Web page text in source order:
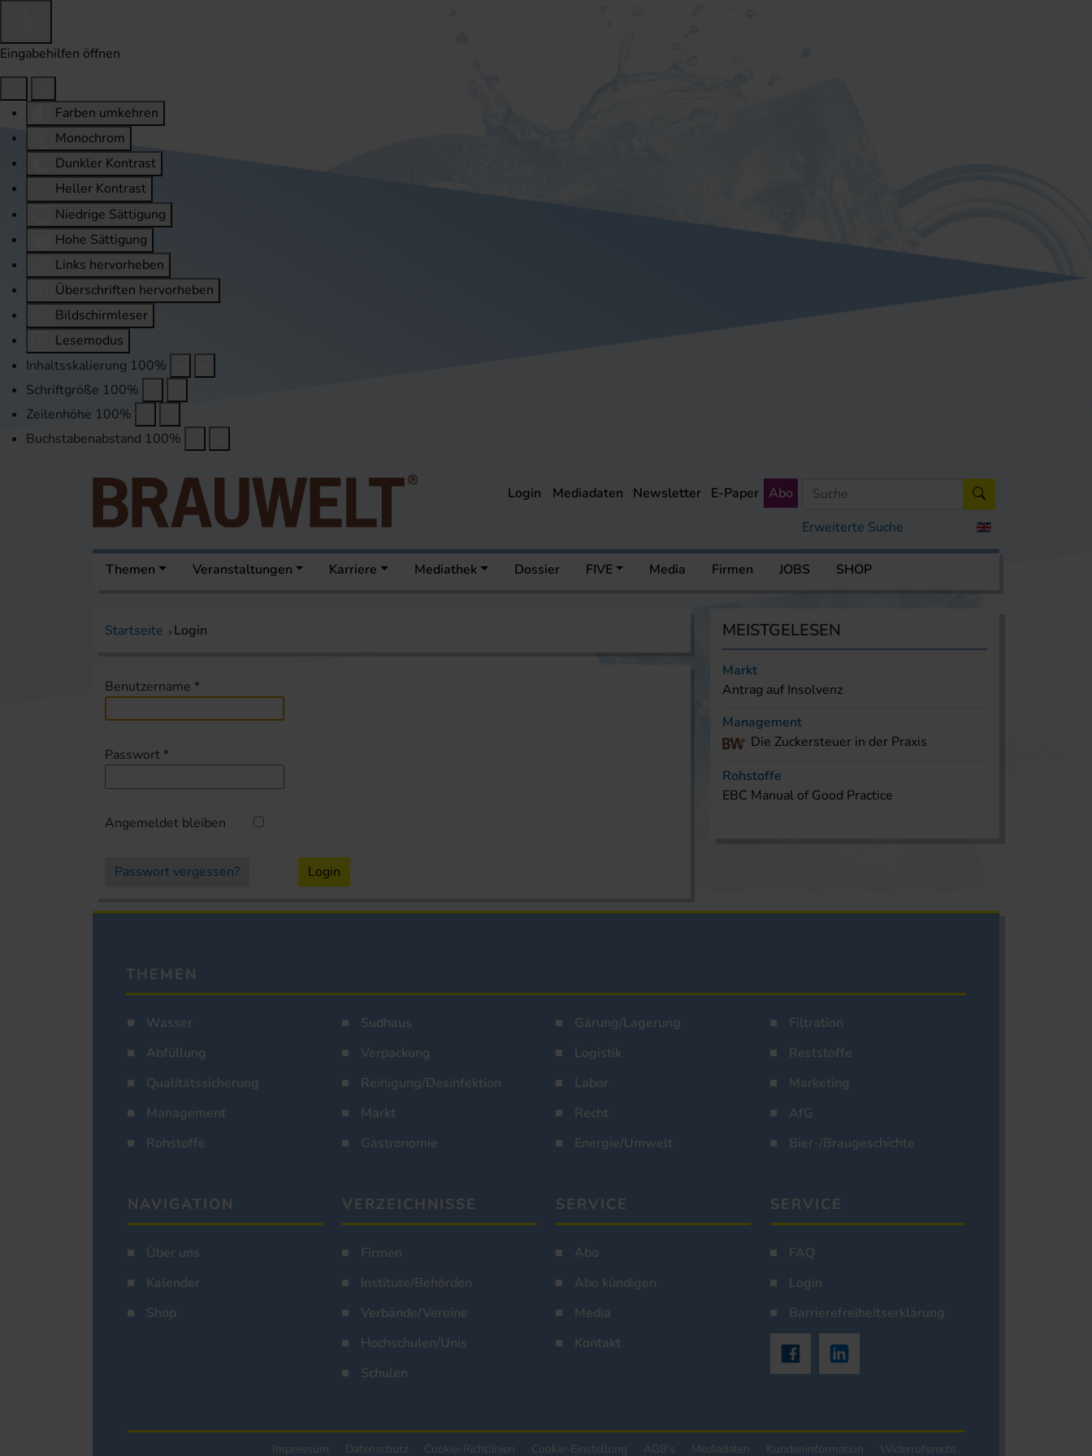
Eingabehilfen öffnen
Farben umkehren
Monochrom
Dunkler Kontrast
Heller Kontrast
Niedrige Sättigung
Hohe Sättigung
Links hervorheben
Überschriften hervorheben
Bildschirmleser
Lesemodus
Inhaltsskalierung 100%
Schriftgröße 100%
Zeilenhöhe 100%
Buchstabenabstand 100%
Erweiterte Suche
Login Mediadaten Newsletter E-Paper Abo
Themen Veranstaltungen Karriere Mediathek Dossier FIVE Media Firmen JOBS SHOP
Startseite Login
Benutzername *
Passwort *
Angemeldet bleiben
Passwort vergessen? Login
MEISTGELESEN
Markt
Antrag auf Insolvenz
Management
Die Zuckersteuer in der Praxis
Rohstoffe
EBC Manual of Good Practice
THEMEN
Wasser Sudhaus Gärung/Lagerung
Filtration
Abfüllung
Verpackung Logistik
Reststoffe
Qualitätssicherung
Reinigung/Desinfektion Labor
Marketing
Management
Markt Recht
AfG
Rohstoffe
Gastronomie Energie/Umwelt Bier-/Braugeschichte
NAVIGATION
Über uns
Kalender
Shop
VERZEICHNISSE
Firmen
Institute/Behörden
Verbände/Vereine
Hochschulen/Unis
Schulen
SERVICE
Abo
Abo kündigen
Media
Kontakt
SERVICE
FAQ
Login
Barrierefreiheitserklärung
Impressum Datenschutz Cookie-Richtlinien Cookie-Einstellung AGB's Mediadaten Kundeninformation Widerrufsrecht